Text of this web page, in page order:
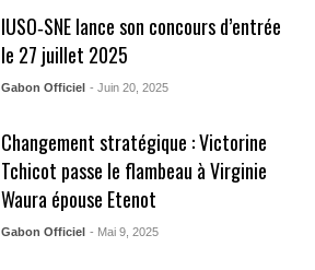
IUSO‑SNE lance son concours d’entrée
le 27 juillet 2025
Gabon Officiel - Juin 20, 2025
Changement stratégique : Victorine
Tchicot passe le flambeau à Virginie
Waura épouse Etenot
Gabon Officiel - Mai 9, 2025